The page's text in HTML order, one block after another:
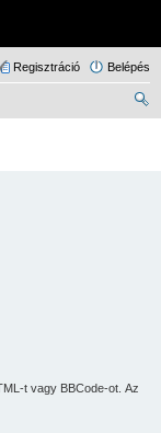
Belépés
Regisztráció
t vagy BBCode-ot. Az